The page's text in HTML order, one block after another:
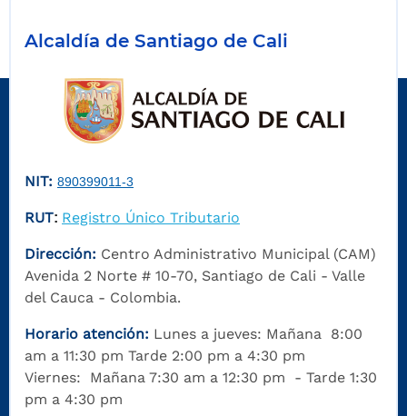
Alcaldía de Santiago de Cali
NIT: 890399011-3
RUT: Registro Único Tributario
Dirección: Centro Administrativo Municipal (CAM)
Avenida 2 Norte # 10-70, Santiago de Cali - Valle
del Cauca - Colombia.
Horario atención: Lunes a jueves: Mañana 8:00
am a 11:30 pm Tarde 2:00 pm a 4:30 pm
Viernes: Mañana 7:30 am a 12:30 pm - Tarde 1:30
pm a 4:30 pm